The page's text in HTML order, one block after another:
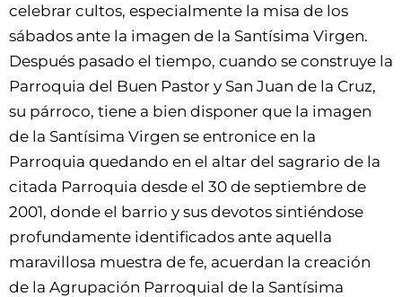
celebrar cultos, especialmente la misa de los
sábados ante la imagen de la Santísima Virgen.
Después pasado el tiempo, cuando se construye la
Parroquia del Buen Pastor y San Juan de la Cruz,
su párroco, tiene a bien disponer que la imagen
de la Santísima Virgen se entronice en la
Parroquia quedando en el altar del sagrario de la
citada Parroquia desde el 30 de septiembre de
2001, donde el barrio y sus devotos sintiéndose
profundamente identificados ante aquella
maravillosa muestra de fe, acuerdan la creación
de la Agrupación Parroquial de la Santísima